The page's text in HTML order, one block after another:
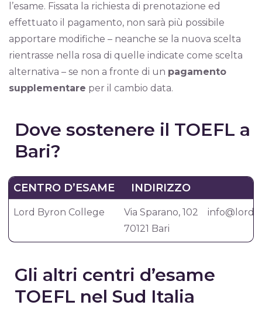
l’esame. Fissata la richiesta di prenotazione ed
effettuato il pagamento, non sarà più possibile
apportare modifiche – neanche se la nuova scelta
rientrasse nella rosa di quelle indicate come scelta
alternativa – se non a fronte di un pagamento
supplementare per il cambio data.
Dove sostenere il TOEFL a
Bari?
CENTRO D’ESAME INDIRIZZO
Lord Byron College
Via Sparano, 102
70121 Bari
Gli altri centri d’esame
TOEFL nel Sud Italia